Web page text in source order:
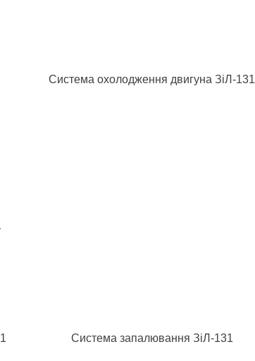
Система охолодження двигуна ЗіЛ-131
Система запалювання ЗіЛ-131